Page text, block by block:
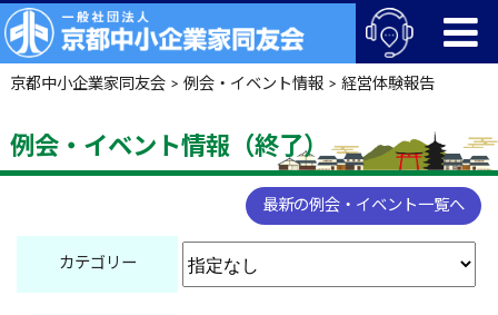
京都中小企業家同友会> 例会・イベント情報> 経営体験報告
例会・イベント情報（終了）
最新の例会・イベント一覧へ
カテゴリー